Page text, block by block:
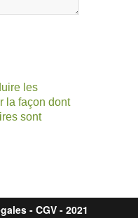
les
la façon dont
sont
- CGV- 2021